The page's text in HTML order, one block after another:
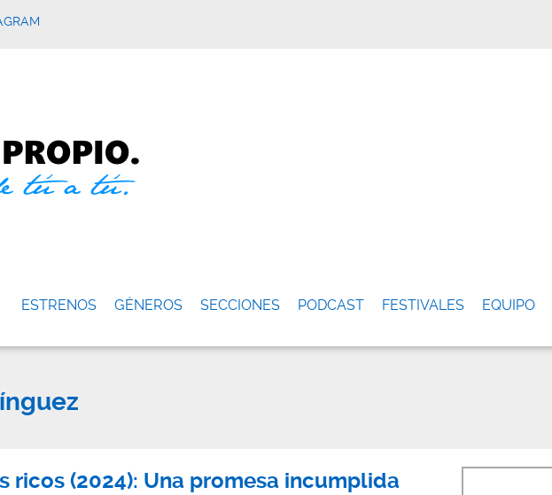
ESTRENOS GÉNEROS SECCIONES PODCAST FESTIVALES EQUIPO
ricos (2024): Una promesa incumplida